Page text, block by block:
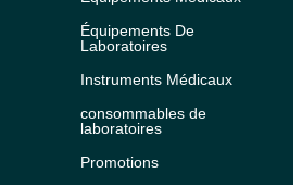
Équipements De
Laboratoires
Instruments Médicaux
consommables de
laboratoires
Promotions